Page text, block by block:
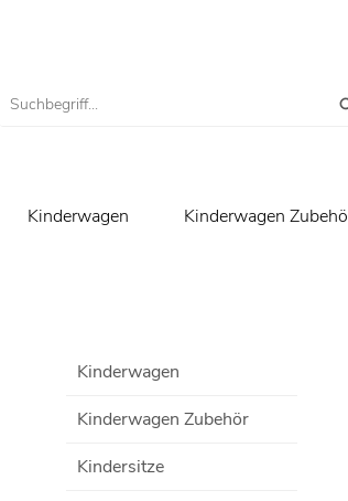
Kinderwagen Kinderwagen
Kinderwagen
Kinderwagen Zubehör
Kindersitze